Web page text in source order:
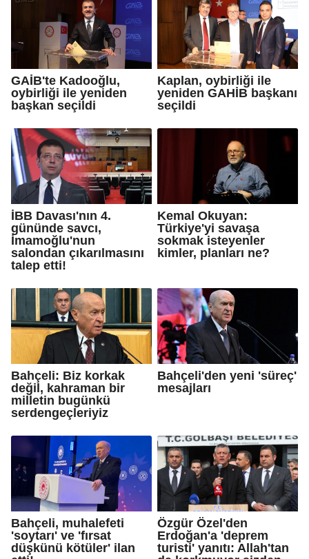
GAİB'te Kadooğlu,
oybirliği ile yeniden
başkan seçildi
Kaplan, oybirliği ile
yeniden GAHİB başkanı
seçildi
İBB Davası'nın 4.
gününde savcı,
İmamoğlu'nun
salondan çıkarılmasını
talep etti!
Kemal Okuyan:
Türkiye'yi savaşa
sokmak isteyenler
kimler, planları ne?
Bahçeli: Biz korkak
değil, kahraman bir
milletin bugünkü
serdengeçleriyiz
Bahçeli'den yeni 'süreç'
mesajları
Bahçeli, muhalefeti
'soytarı' ve 'fırsat
düşkünü kötüler' ilan
Özgür Özel'den
Erdoğan'a 'deprem
turisti' yanıtı: Allah'tan